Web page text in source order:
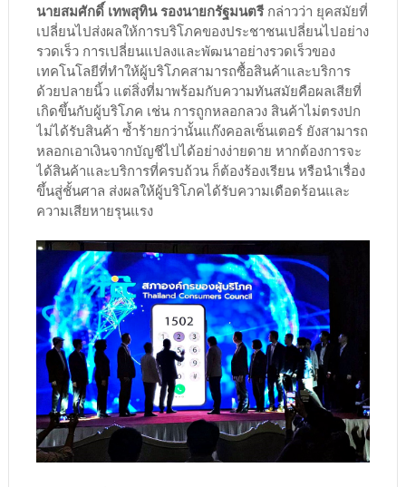
นายสมศักดิ์ เทพสุทิน รองนายกรัฐมนตรี กล่าวว่า ยุคสมัยที่
เปลี่ยนไปส่งผลให้การบริโภคของประชาชนเปลี่ยนไปอย่าง
รวดเร็ว การเปลี่ยนแปลงและพัฒนาอย่างรวดเร็วของ
เทคโนโลยีที่ทำให้ผู้บริโภคสามารถซื้อสินค้าและบริการ
ด้วยปลายนิ้ว แต่สิ่งที่มาพร้อมกับความทันสมัยคือผลเสียที่
เกิดขึ้นกับผู้บริโภค เช่น การถูกหลอกลวง สินค้าไม่ตรงปก
ไม่ได้รับสินค้า ซ้ำร้ายกว่านั้นแก๊งคอลเซ็นเตอร์ ยังสามารถ
หลอกเอาเงินจากบัญชีไปได้อย่างง่ายดาย หากต้องการจะ
ได้สินค้าและบริการที่ครบถ้วน ก็ต้องร้องเรียน หรือนำเรื่อง
ขึ้นสู่ชั้นศาล ส่งผลให้ผู้บริโภคได้รับความเดือดร้อนและ
ความเสียหายรุนแรง